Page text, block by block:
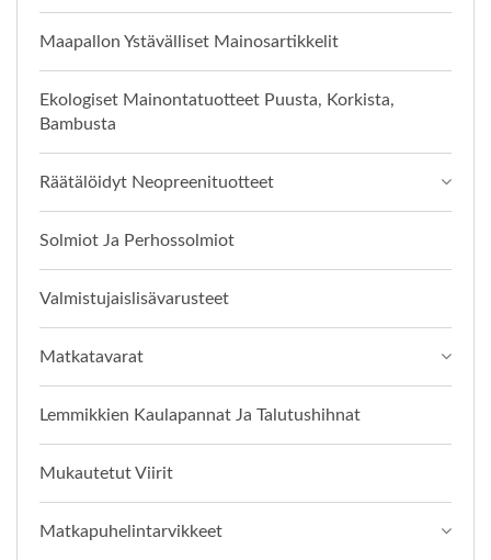
Maapallon Ystävälliset Mainosartikkelit
Ekologiset Mainontatuotteet Puusta, Korkista,
Bambusta
Räätälöidyt Neopreenituotteet
Solmiot Ja Perhossolmiot
Valmistujaislisävarusteet
Matkatavarat
Lemmikkien Kaulapannat Ja Talutushihnat
Mukautetut Viirit
Matkapuhelintarvikkeet